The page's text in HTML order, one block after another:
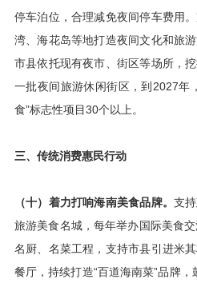
停车泊位，合理减免夜间停车费用
湾、海花岛等地打造夜间文化和旅
市县依托现有夜市、街区等场所，
一批夜间旅游休闲街区，到2027年
食”标志性项目30个以上。
三、传统消费惠民行动
（十）着力打响海南美食品牌。 支
旅游美食名城，每年举办国际美食
名厨、名菜工程，支持市县引进米
餐厅，持续打造“百道海南菜”品牌